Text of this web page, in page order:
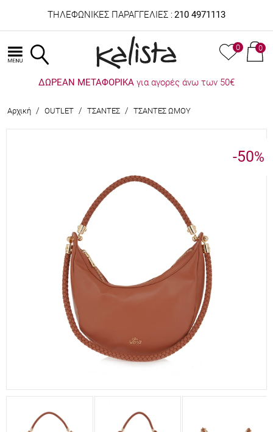
ΤΗΛΕΦΩΝΙΚΕΣ ΠΑΡΑΓΓΕΛΙΕΣ : 210 4971113
0 0
ΔΩΡΕΑΝ ΜΕΤΑΦΟΡΙΚΑ για αγορές άνω των 50€
Αρχική / OUTLET / ΤΣΑΝΤΕΣ / ΤΣΑΝΤΕΣ ΩΜΟΥ
-50%